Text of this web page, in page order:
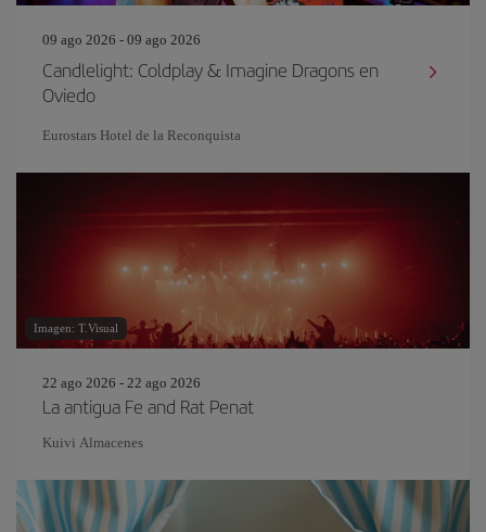
09 ago 2026 - 09 ago 2026
Candlelight: Coldplay & Imagine Dragons en
Oviedo
Eurostars Hotel de la Reconquista
Imagen: T.Visual
22 ago 2026 - 22 ago 2026
La antigua Fe and Rat Penat
Kuivi Almacenes